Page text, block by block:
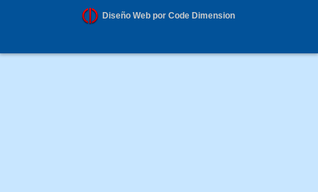
Diseño Web por Code Dimension